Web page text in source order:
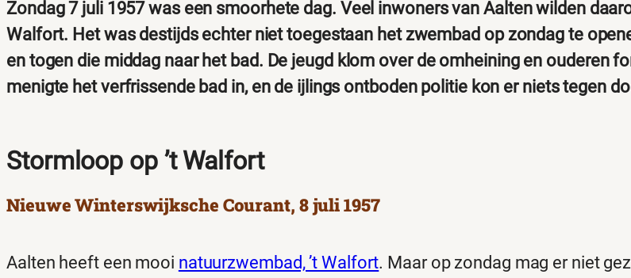
Zondag 7 juli 1957 was een smoorhete dag. Veel inwoners van Aalten wilden
Walfort. Het was destijds echter niet toegestaan het zwembad op zondag te
en togen die middag naar het bad. De jeugd klom over de omheining en ouderen
menigte het verfrissende bad in, en de ijlings ontboden politie kon er niets tegen
Stormloop op ’t Walfort
Nieuwe Winterswijksche Courant, 8 juli 1957
Aalten heeft een mooi natuurzwembad, ’t Walfort. Maar op zondag mag er niet